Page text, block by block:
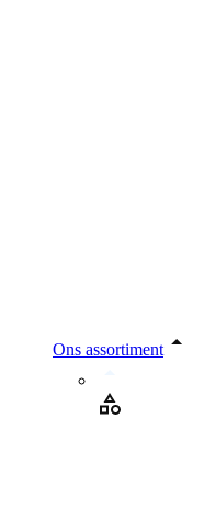
Ons assortiment